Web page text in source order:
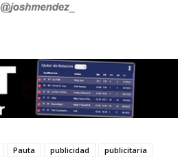
Pauta publicidad
publicitaria